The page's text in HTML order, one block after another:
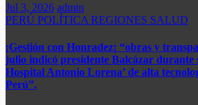
Jul 3, 2026 admin
PERÚ POLÍTICA REGIONES SALUD
¡Gestión con Honradez¡ “obras y
julio indicó presidente Balcázar durante
Hospital Antonio Lorena’ de alta
Perú”.​